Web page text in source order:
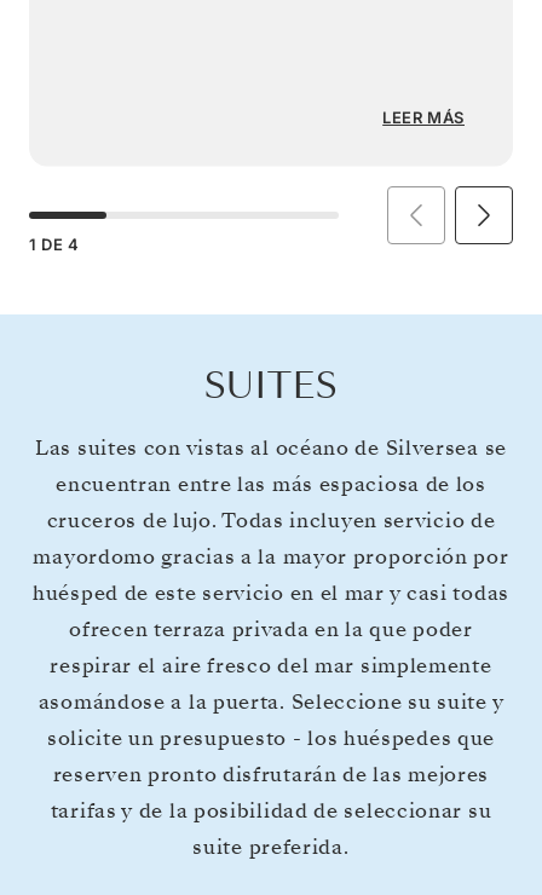
LEER MÁS
1 DE 4
SUITES
Las suites con vistas al océano de Silversea se
encuentran entre las más espaciosa de los
cruceros de lujo. Todas incluyen servicio de
mayordomo gracias a la mayor proporción por
huésped de este servicio en el mar y casi todas
ofrecen terraza privada en la que poder
respirar el aire fresco del mar simplemente
asomándose a la puerta. Seleccione su suite y
solicite un presupuesto - los huéspedes que
reserven pronto disfrutarán de las mejores
tarifas y de la posibilidad de seleccionar su
suite preferida.